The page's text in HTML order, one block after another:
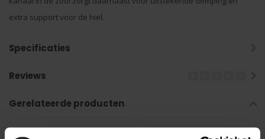
extra support voor de hiel.
Specificaties
Reviews
Gerelateerde producten